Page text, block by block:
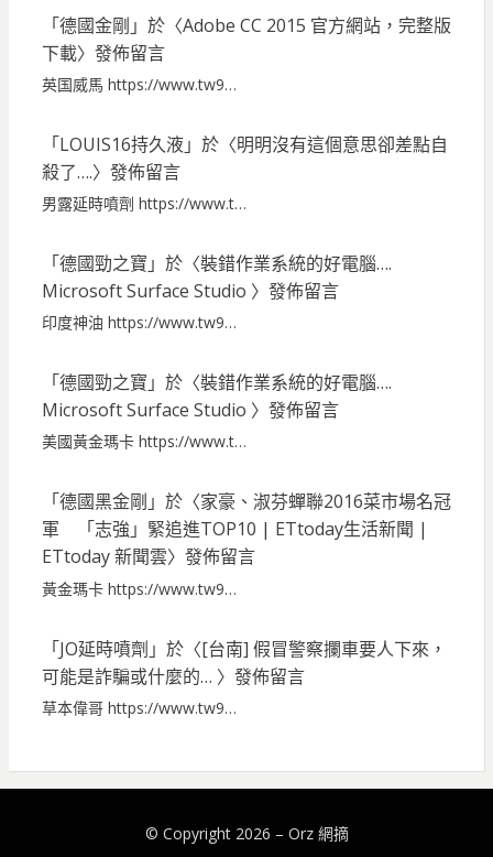
「德國金剛 」於〈Adobe CC 2015 官方網站，完整版
下載〉發佈留言
英国威馬 https://www.tw9…
「LOUIS16持久液」於〈明明沒有這個意思卻差點自
殺了….〉發佈留言
男露延時噴劑 https://www.t…
「德國勁之寶 」於〈裝錯作業系統的好電腦….
Microsoft Surface Studio 〉發佈留言
印度神油 https://www.tw9…
「德國勁之寶 」於〈裝錯作業系統的好電腦….
Microsoft Surface Studio 〉發佈留言
美國黃金瑪卡 https://www.t…
「德國黑金剛 」於〈家豪、淑芬蟬聯2016菜市場名冠
軍 「志強」緊追進TOP10 | ETtoday生活新聞 |
ETtoday 新聞雲〉發佈留言
黃金瑪卡 https://www.tw9…
「JO延時噴劑 」於〈[台南] 假冒警察攔車要人下來，
可能是詐騙或什麼的… 〉發佈留言
草本偉哥 https://www.tw9…
© Copyright 2026 – Orz 網摘